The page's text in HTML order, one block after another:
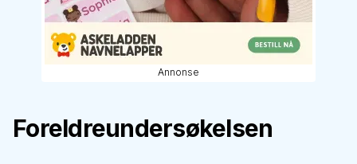
Annonse
Foreldreundersøkelsen